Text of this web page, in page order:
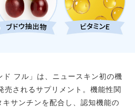
ド フル」は、ニュースキン初の機
売されるサプリメント。機能性関
キサンチンを配合し、認知機能の